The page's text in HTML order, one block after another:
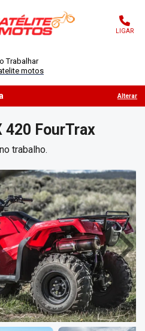
LIGAR
Trabalhar
motos
Alterar
420 FourTrax
trabalho.